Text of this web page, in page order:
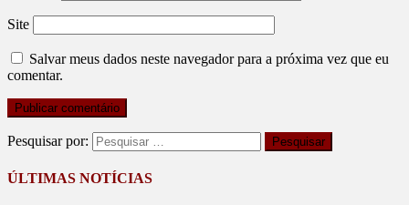
Site
Salvar meus dados neste navegador para a próxima vez que eu
comentar.
Pesquisar por:
ÚLTIMAS NOTÍCIAS